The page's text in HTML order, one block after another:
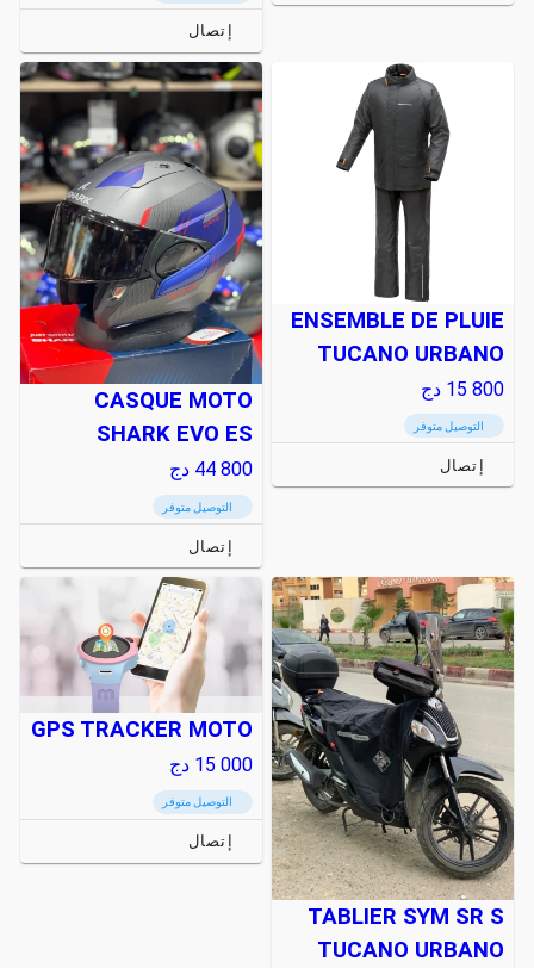
إتصال
ENSEMBLE DE PLUIE
TUCANO URBANO
15 800 دج
التوصيل متوفر
إتصال
CASQUE MOTO
SHARK EVO ES
44 800 دج
التوصيل متوفر
إتصال
TABLIER SYM SR S
TUCANO URBANO
GPS TRACKER MOTO
15 000 دج
التوصيل متوفر
إتصال